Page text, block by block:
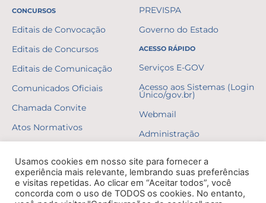
CONCURSOS
Editais de Convocação
Editais de Concursos
Editais de Comunicação
Comunicados Oficiais
Chamada Convite
Atos Normativos
Gabaritos
Formulários
PREVISPA
Governo do Estado
ACESSO RÁPIDO
Serviços E-GOV
Acesso aos Sistemas (Login
Único/gov.br)
Webmail
Administração
Usamos cookies em nosso site para fornecer a
experiência mais relevante, lembrando suas preferências
e visitas repetidas. Ao clicar em “Aceitar todos”, você
concorda com o uso de TODOS os cookies. No entanto,